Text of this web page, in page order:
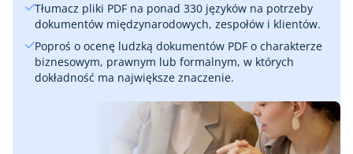
Tłumacz pliki PDF na ponad 330 języków na potrzeby
dokumentów międzynarodowych, zespołów i klientów.
Poproś o ocenę ludzką dokumentów PDF o charakterze
biznesowym, prawnym lub formalnym, w których
dokładność ma największe znaczenie.